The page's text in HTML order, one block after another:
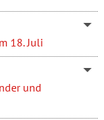
18. Juli
und